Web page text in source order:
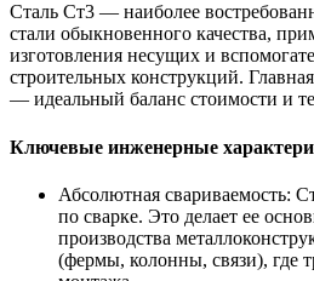
Сталь Ст3 — наиболее
стали обыкновенного качества,
изготовления несущих и
строительных конструкций.
— идеальный баланс стоимости и
Ключевые инженерные
Абсолютная свариваемость:
по сварке. Это делает ее
производства
(фермы, колонны, связи), где